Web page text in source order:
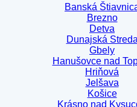
Banská
Brezno
Detva
Dunajská Streda
Gbely
Hanušovce nad
Hriňová
Jelšava
Košice
Krásno nad